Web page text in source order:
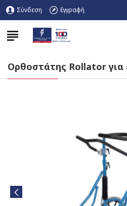
Σύνδεση Εγγραφή
Ορθοστάτης Rollator για